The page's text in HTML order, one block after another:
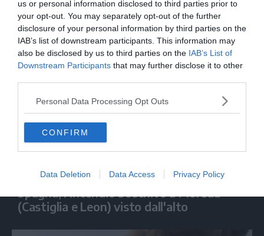
us or personal information disclosed to third parties prior to
your opt-out. You may separately opt-out of the further
disclosure of your personal information by third parties on the
IAB’s list of downstream participants. This information may
also be disclosed by us to third parties on the IAB’s List of
Downstream Participants that may further disclose it to other
Personal Data Processing Opt Outs
CONFIRM
Data Deletion Data Access Privacy Policy
Turchia, gli incendi minacciano le località
turistiche: evacuati in centinaia
MONDO
(Castiglia e Leon) visto dall'alto